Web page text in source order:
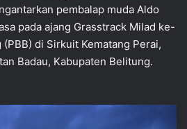
pembalap muda Aldo
pada ajang Grasstrack Milad ke-
di Sirkuit Kematang Perai,
Badau, Kabupaten Belitung.